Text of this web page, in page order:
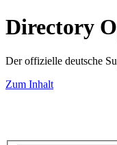
Directory
Der offizielle deutsche
Zum Inhalt